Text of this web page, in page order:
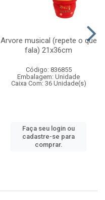
Arvore musical (repete o que
fala) 21x36cm
Código: 836855
Embalagem: Unidade
Caixa Com: 36 Unidade(s)
Faça seu login ou
cadastre-se para
comprar.